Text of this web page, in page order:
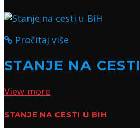
Pročitaj više
STANJE NA
View more
STANJE NA CESTI U BIH